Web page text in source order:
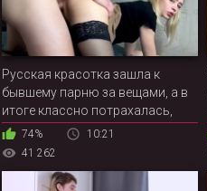
Русская красотка зашла к
бывшему парню за вещами, а в
итоге классно потрахалась,
пока нынешний ухажер ждал её
в машине
74%
10:21
41 262